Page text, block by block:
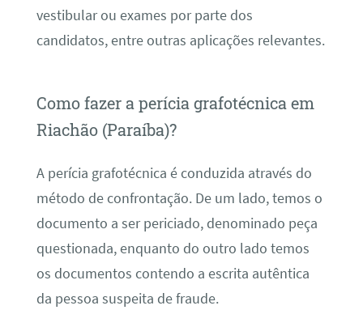
vestibular ou exames por parte dos
candidatos, entre outras aplicações relevantes.
Como fazer a perícia grafotécnica em
Riachão (Paraíba)?
A perícia grafotécnica é conduzida através do
método de confrontação. De um lado, temos o
documento a ser periciado, denominado peça
questionada, enquanto do outro lado temos
os documentos contendo a escrita autêntica
da pessoa suspeita de fraude.